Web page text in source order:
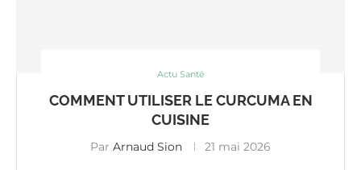
Actu Santé
COMMENT UTILISER LE CURCUMA EN
CUISINE
Par Arnaud Sion 21 mai 2026